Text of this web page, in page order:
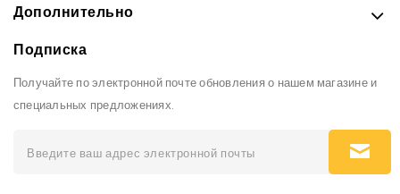
Дополнительно
Подписка
Получайте по электронной почте обновления о нашем магазине и
специальных предложениях.